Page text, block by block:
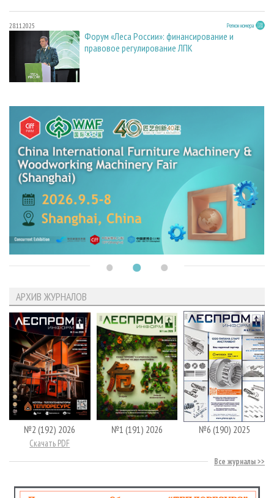
28.11.2025 Регион номера
Форум «Леса России»: финансирование и
правовое регулирование ЛПК
АРХИВ ЖУРНАЛОВ
№2 (192) 2026
Скачать PDF
№1 (191) 2026 №6 (190) 2025
Все журналы